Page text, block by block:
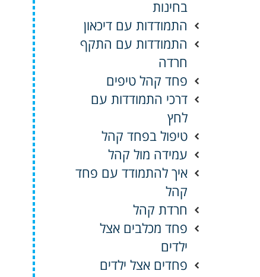
בחינות
התמודדות עם דיכאון
התמודדות עם התקף
חרדה
פחד קהל טיפים
דרכי התמודדות עם
לחץ
טיפול בפחד קהל
עמידה מול קהל
איך להתמודד עם פחד
קהל
חרדת קהל
פחד מכלבים אצל
ילדים
פחדים אצל ילדים